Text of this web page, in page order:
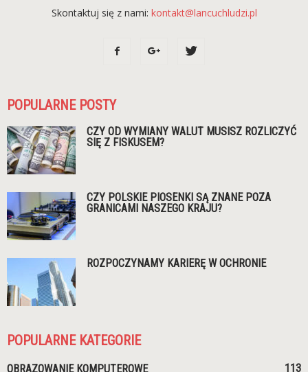
Skontaktuj się z nami: kontakt@lancuchludzi.pl
POPULARNE POSTY
CZY OD WYMIANY WALUT MUSISZ ROZLICZYĆ
SIĘ Z FISKUSEM?
CZY POLSKIE PIOSENKI SĄ ZNANE POZA
GRANICAMI NASZEGO KRAJU?
ROZPOCZYNAMY KARIERĘ W OCHRONIE
POPULARNE KATEGORIE
OBRAZOWANIE KOMPUTEROWE 113